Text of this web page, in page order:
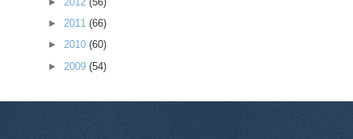
► 2011 (66)
► 2010 (60)
► 2009 (54)